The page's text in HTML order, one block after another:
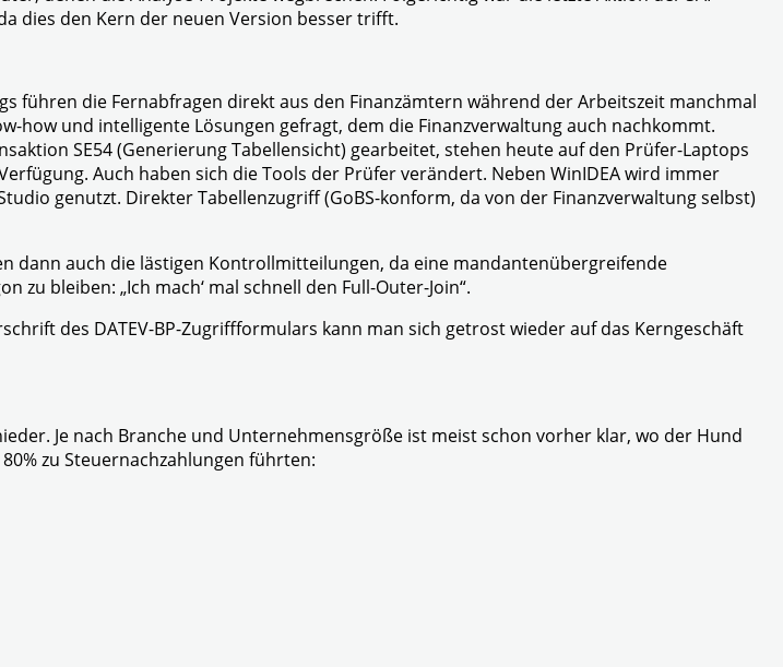
dies den Kern der neuen Version besser trifft.
führen die Fernabfragen direkt aus den Finanzämtern während der Arbeitszeit manchmal
how und intelligente Lösungen gefragt, dem die Finanzverwaltung auch nachkommt.
SE54 (Generierung Tabellensicht) gearbeitet, stehen heute auf den Prüfer-Laptops
Auch haben sich die Tools der Prüfer verändert. Neben WinIDEA wird immer
genutzt. Direkter Tabellenzugriff (GoBS-konform, da von der Finanzverwaltung selbst)
dann auch die lästigen Kontrollmitteilungen, da eine mandantenübergreifende
bleiben: „Ich mach‘ mal schnell den Full-Outer-Join“.
des DATEV-BP-Zugriffformulars kann man sich getrost wieder auf das Kerngeschäft
Je nach Branche und Unternehmensgröße ist meist schon vorher klar, wo der Hund
zu Steuernachzahlungen führten: